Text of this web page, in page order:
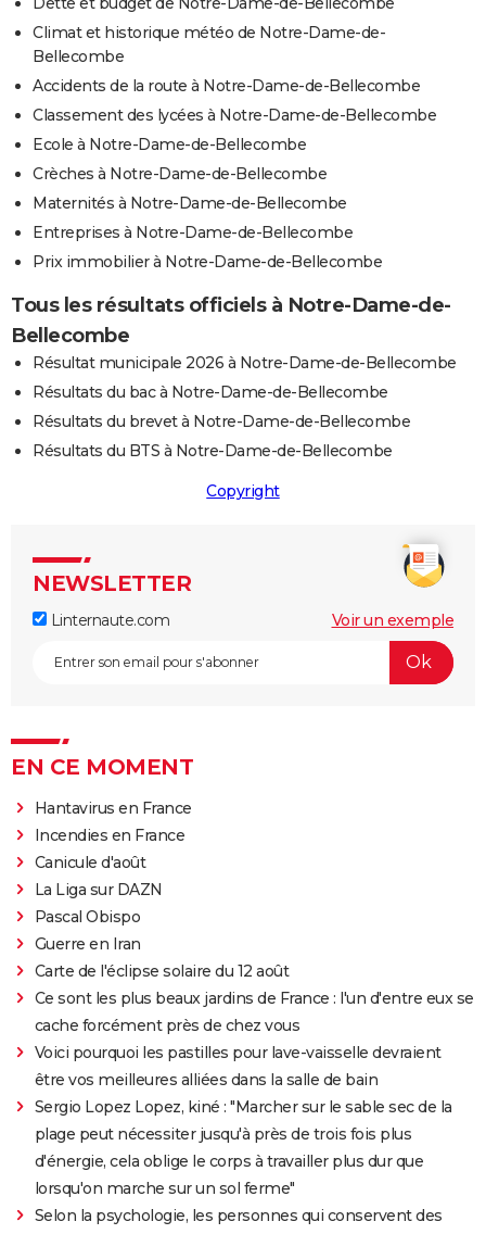
Climat et historique météo de Notre-Dame-de-
Bellecombe
Accidents de la route à Notre-Dame-de-Bellecombe
Classement des lycées à Notre-Dame-de-Bellecombe
Ecole à Notre-Dame-de-Bellecombe
Crèches à Notre-Dame-de-Bellecombe
Maternités à Notre-Dame-de-Bellecombe
Entreprises à Notre-Dame-de-Bellecombe
Prix immobilier à Notre-Dame-de-Bellecombe
Tous les résultats officiels à Notre-Dame-de-
Bellecombe
Résultat municipale 2026 à Notre-Dame-de-Bellecombe
Résultats du bac à Notre-Dame-de-Bellecombe
Résultats du brevet à Notre-Dame-de-Bellecombe
Résultats du BTS à Notre-Dame-de-Bellecombe
Copyright
NEWSLETTER
Linternaute.com Voir un exemple
EN CE MOMENT
Hantavirus en France
Incendies en France
Canicule d'août
La Liga sur DAZN
Pascal Obispo
Guerre en Iran
Carte de l'éclipse solaire du 12 août
Ce sont les plus beaux jardins de France : l'un d'entre eux se
cache forcément près de chez vous
Voici pourquoi les pastilles pour lave-vaisselle devraient
être vos meilleures alliées dans la salle de bain
Sergio Lopez Lopez, kiné : "Marcher sur le sable sec de la
plage peut nécessiter jusqu'à près de trois fois plus
d'énergie, cela oblige le corps à travailler plus dur que
lorsqu'on marche sur un sol ferme"
Selon la psychologie, les personnes qui conservent des